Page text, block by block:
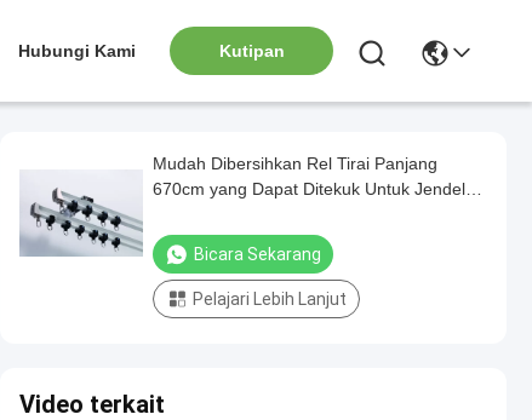
Hubungi Kami Kutipan
Mudah Dibersihkan Rel Tirai Panjang
670cm yang Dapat Ditekuk Untuk Jendela
Bicara Sekarang
Pelajari Lebih Lanjut
Video terkait